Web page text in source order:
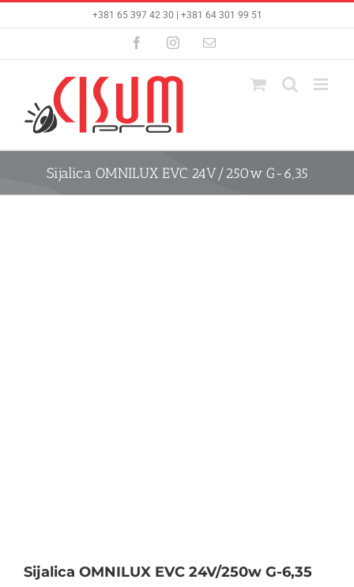
+381 65 397 42 30 | +381 64 301 99 51
FacebookInstagramEmail
Sijalica OMNILUX EVC 24V/250w G-6,35
Sijalica OMNILUX EVC 24V/250w G-6,35